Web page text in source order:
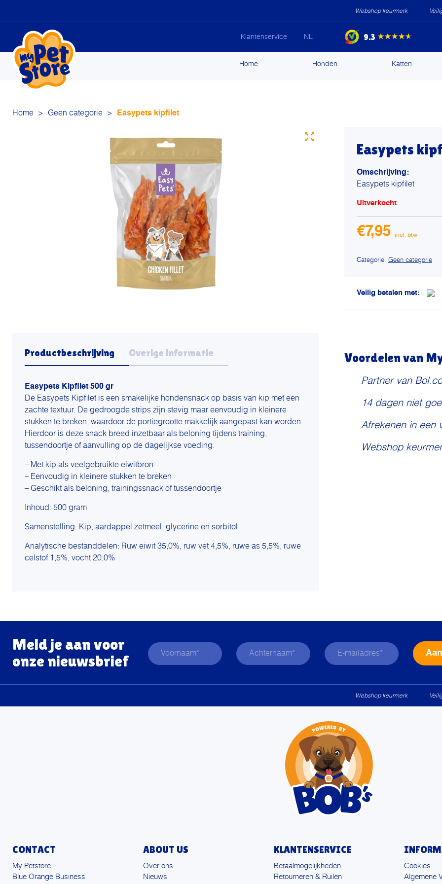
Webshop keurmerk
Klantenservice NL 9.3 ★★★★★
Home Honden Katten
Home > Geen categorie > Easypets kipfilet
Easypets
Omschrijving:
Easypets kipfilet
Uitverkocht
€7,95
Categorie: Geen categorie
Veilig betalen met:
Productbeschrijving Overige informatie
Easypets Kipfilet 500 gr
De Easypets Kipfilet is een smakelijke hondensnack op basis van kip met een
zachte textuur. De gedroogde strips zijn stevig maar eenvoudig in kleinere
stukken te breken, waardoor de portiegrootte makkelijk aangepast kan worden.
Hierdoor is deze snack breed inzetbaar als beloning tijdens training,
tussendoortje of aanvulling op de dagelijkse voeding.
– Met kip als veelgebruikte eiwitbron
– Eenvoudig in kleinere stukken te breken
– Geschikt als beloning, trainingssnack of tussendoortje
Inhoud: 500 gram
Samenstelling: Kip, aardappel zetmeel, glycerine en sorbitol
Analytische bestanddelen: Ruw eiwit 35,0%, ruw vet 4,5%, ruwe as 5,5%, ruwe
celstof 1,5%, vocht 20,0%
Voordelen van
Partner van
14 dagen niet
Afrekenen in een
Webshop
Meld je aan voor
onze nieuwsbrief
Webshop keurmerk
CONTACT
My Petstore
Blue Orange Business
ABOUT US
Over ons
Nieuws
KLANTENSERVICE
Betaalmogelijkheden
Retourneren & Ruilen
Cookies
Algemene